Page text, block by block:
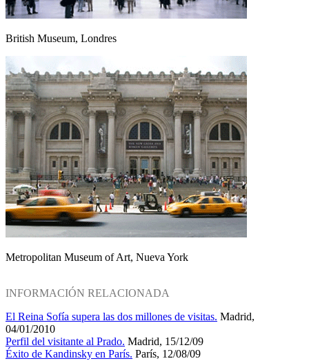
British Museum, Londres
Metropolitan Museum of Art, Nueva York
INFORMACIÓN RELACIONADA
El Reina Sofía supera las dos millones de visitas. Madrid,
04/01/2010
Perfil del visitante al Prado. Madrid, 15/12/09
Éxito de Kandinsky en París. París, 12/08/09